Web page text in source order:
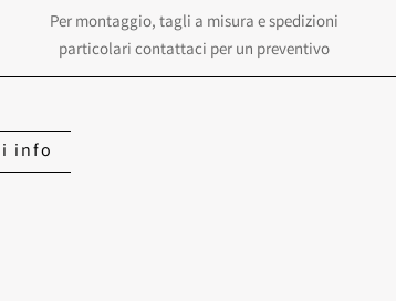
Per montaggio, tagli a misura e spedizioni
particolari contattaci per un preventivo
info